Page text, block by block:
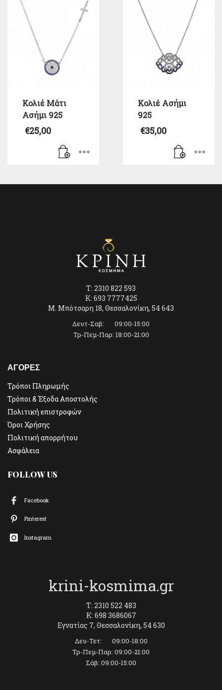
Κολιέ Μάτι
Ασήμι 925
€25,00
Κολιέ Ασήμι
925
€35,00
T: 2310 822 593
K: 693 7777425
Μ. Μπότσαρη 18, Θεσσαλονίκη, 54 643
Δευτ-Σαβ: 09:00-15:00
Τρ-Πεμ-Παρ: 18:00-21:00
ΑΓΟΡΕΣ
Τρόποι Πληρωμής
Τρόποι & Έξοδα Αποστολής
Πολιτική επιστροφών
Όροι Χρήσης
Πολιτική απορρήτου
Ασφάλεια
FOLLOW US
Facebook
Pinterest
Instagram
krini-kosmima.gr
T: 2310 522 483
K: 698 3686067
Εγνατίας 7, Θεσσαλονίκη, 54 630
Δευ-Τετ: 09:00-18:00
Τρ-Πεμ-Παρ: 09:00-21:00
Σάβ: 09:00-15:00